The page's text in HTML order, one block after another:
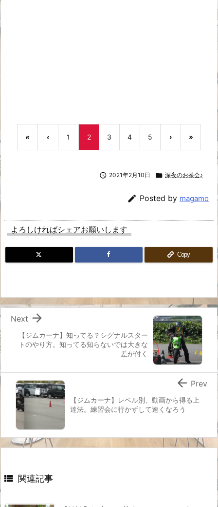
« ‹ 1 2 3 4 5 › »
 2021年2月10日  深夜のお茶会♪
 Posted by magamo
よろしければシェアお願いします
Copy
【ジムカーナ】知ってる？シグナルスター
トのやり方。知ってる知らないでは大きな
差が付く

Next
【ジムカーナ】レベル別、動画から得る上
達法。練習会に行かずして速くなろう
 Prev
 関連記事